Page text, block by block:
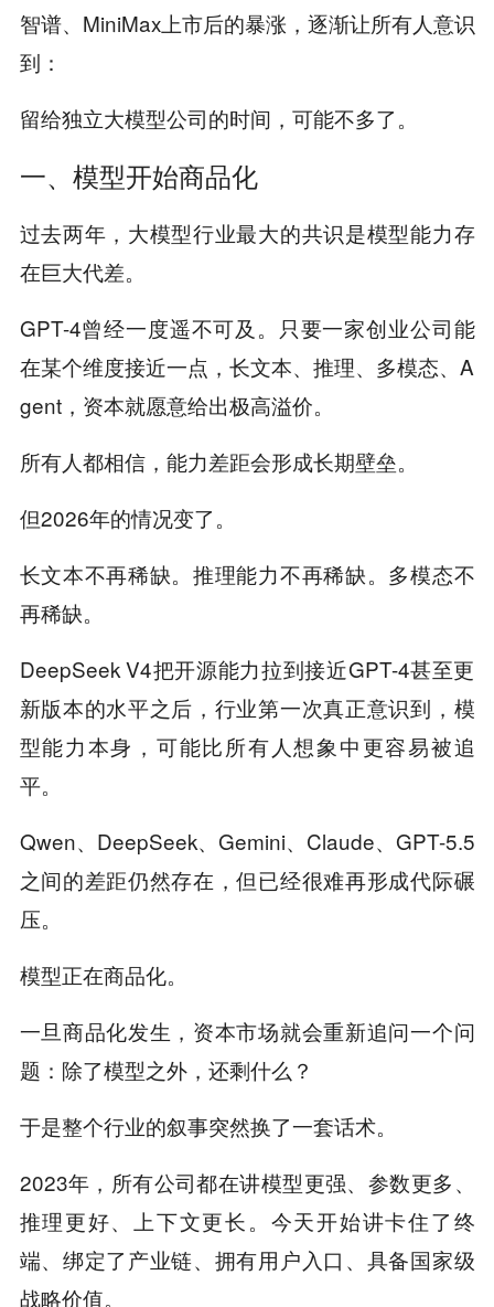
智谱、MiniMax上市后的暴涨，逐渐让所有人意识
到：
留给独立大模型公司的时间，可能不多了。
一、模型开始商品化
过去两年，大模型行业最大的共识是模型能力存
在巨大代差。
GPT-4曾经一度遥不可及。只要一家创业公司能
在某个维度接近一点，长文本、推理、多模态、A
gent，资本就愿意给出极高溢价。
所有人都相信，能力差距会形成长期壁垒。
但2026年的情况变了。
长文本不再稀缺。推理能力不再稀缺。多模态不
再稀缺。
DeepSeek V4把开源能力拉到接近GPT-4甚至更
新版本的水平之后，行业第一次真正意识到，模
型能力本身，可能比所有人想象中更容易被追
平。
Qwen、DeepSeek、Gemini、Claude、GPT-5.5
之间的差距仍然存在，但已经很难再形成代际碾
压。
模型正在商品化。
一旦商品化发生，资本市场就会重新追问一个问
题：除了模型之外，还剩什么？
于是整个行业的叙事突然换了一套话术。
2023年，所有公司都在讲模型更强、参数更多、
推理更好、上下文更长。今天开始讲卡住了终
端、绑定了产业链、拥有用户入口、具备国家级
战略价值。